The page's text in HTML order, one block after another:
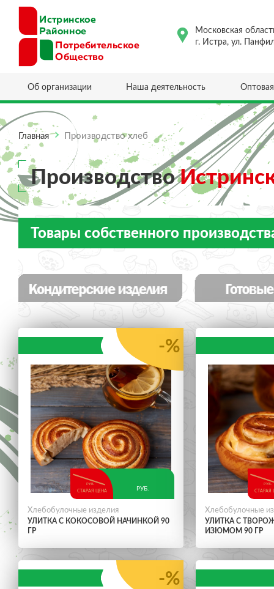
Московская
г. Истра, ул.
Об организации Наша деятельность
Главная Производство хлеб
Производство
Товары собственного
-%
РУБ.
СТАРАЯ ЦЕНА РУБ.
Хлебобулочные изделия
УЛИТКА С КОКОСОВОЙ НАЧИНКОЙ 90
ГР
РУБ.
СТАРАЯ
Хлебобулочные
УЛИТКА С
ИЗЮМОМ 90 ГР
-%